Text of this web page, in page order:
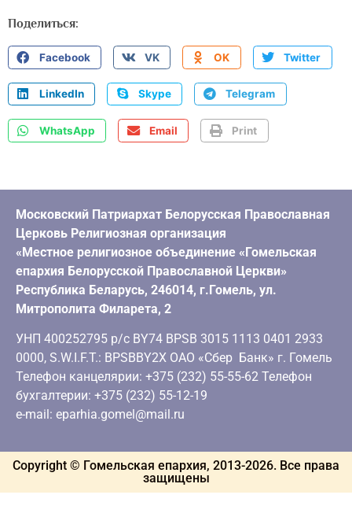
Поделиться:
Facebook VK OK Twitter
LinkedIn Skype Telegram
WhatsApp Email Print
Московский Патриархат Белорусская Православная
Церковь Религиозная организация
«Местное религиозное объединение «Гомельская
епархия Белорусской Православной Церкви»
Республика Беларусь, 246014, г.Гомель, ул.
Митрополита Филарета, 2
УНП 400252795 р/с BY74 BPSB 3015 1113 0401 2933
0000, S.W.I.F.T.: BPSBBY2X ОАО «Сбер Банк» г. Гомель
Телефон канцелярии: +375 (232) 55-55-62 Телефон
бухгалтерии: +375 (232) 55-12-19
e-mail: eparhia.gomel@mail.ru
Copyright © Гомельская епархия, 2013-2026. Все права
защищены